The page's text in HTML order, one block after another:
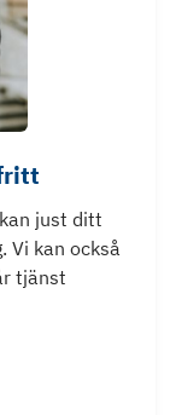
just ditt
Vi kan också
tjänst